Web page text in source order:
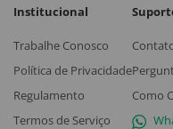
Institucional
Trabalhe Conosco
Política de Privacidade
Regulamento
Termos de Serviço
Como